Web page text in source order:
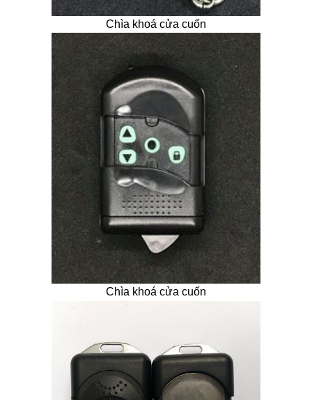
Chìa khoá cửa cuốn
Chìa khoá cửa cuốn